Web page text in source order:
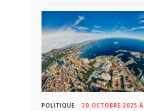
POLITIQUE 20 OCTOBRE 2025